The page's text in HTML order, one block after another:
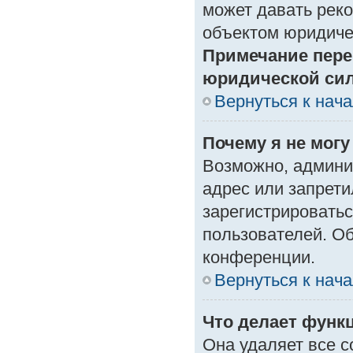
может давать
объектом
Примечание
юридической
Вернуться к
Почему я не
Возможно,
адрес или
пользователей.
конференции.
Вернуться к
Что делает
Она удаляет все